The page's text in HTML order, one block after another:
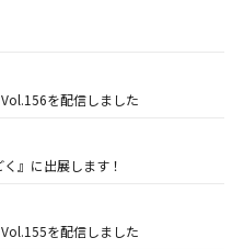
を配信しました
』に出展します！
を配信しました